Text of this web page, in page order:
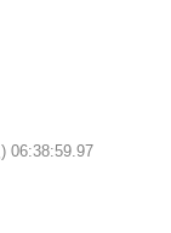
06:38:59.97